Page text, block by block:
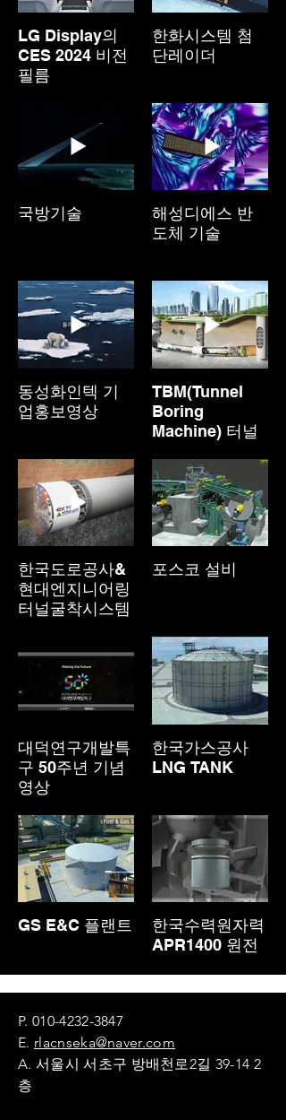
LG Display의
CES 2024 비전
필름
한화시스템 첨
단레이더
국방기술
해성디에스 반
도체 기술
동성화인텍 기
업홍보영상
TBM(Tunnel
Boring
Machine) 터널
한국도로공사&
현대엔지니어링
터널굴착시스템
포스코 설비
대덕연구개발특
구 50주년 기념
영상
한국가스공사
LNG TANK
GS E&C 플랜트
한국수력원자력
APR1400 원전
P. 010-4232-3847
E. rlacnseka@naver.com
A. 서울시 서초구 방배천로2길 39-14 2
층